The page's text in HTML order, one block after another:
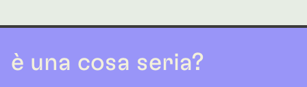
è una cosa seria?